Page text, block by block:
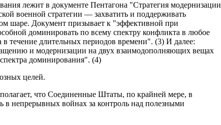
лежит в документе Пентагона "Стратегия модернизации
военной стратегии — захватить и поддерживать
шаре. Документ призывает к "эффективной при
доминировать по всему спектру конфликта в любое
течение длительных периодов времени". (3) И далее:
и модернизации на двух взаимодополняющих вещах
доминирования". (4)
целей.
что Соединенные Штаты, по крайней мере, в
в непрерывных войнах за контроль над полезными